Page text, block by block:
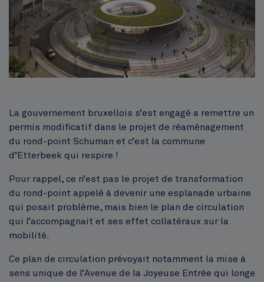
Corps
La gouvernement bruxellois s’est engagé a remettre un
permis modificatif dans le projet de réaménagement
du rond-point Schuman et c’est la commune
d’Etterbeek qui respire !
Pour rappel, ce n’est pas le projet de transformation
du rond-point appelé à devenir une esplanade urbaine
qui posait problème, mais bien le plan de circulation
qui l’accompagnait et ses effet collatéraux sur la
mobilité.
Ce plan de circulation prévoyait notamment la mise à
sens unique de l’Avenue de la Joyeuse Entrée qui longe